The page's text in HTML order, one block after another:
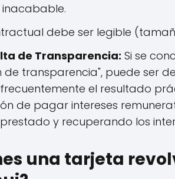
debe ser legible
de Transparencia: Si se
de transparencia", puede ser
el resultado
de pagar intereses
y recuperando los
una tarjeta